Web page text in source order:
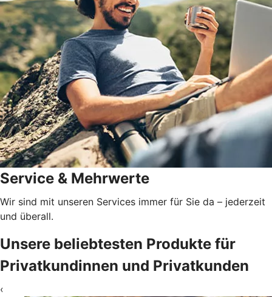
Service & Mehrwerte
Wir sind mit unseren Services immer für Sie da – jederzeit
und überall.
Unsere beliebtesten Produkte für
Privatkundinnen und Privatkunden
‹